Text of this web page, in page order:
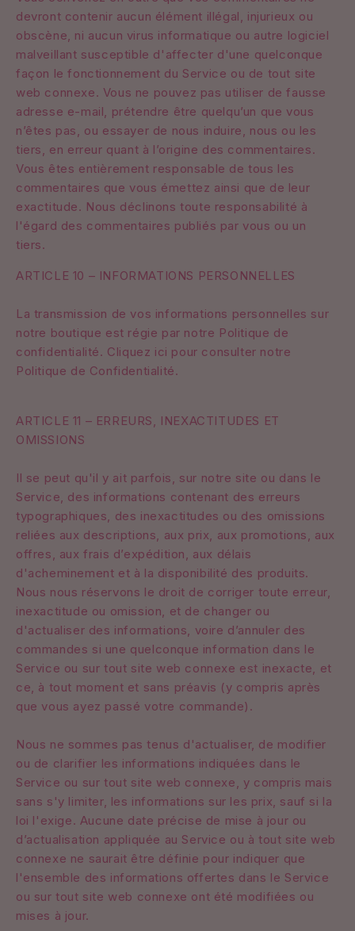
devront contenir aucun élément illégal, injurieux ou
obscène, ni aucun virus informatique ou autre logiciel
malveillant susceptible d'affecter d'une quelconque
façon le fonctionnement du Service ou de tout site
web connexe. Vous ne pouvez pas utiliser de fausse
adresse e-mail, prétendre être quelqu’un que vous
n’êtes pas, ou essayer de nous induire, nous ou les
tiers, en erreur quant à l’origine des commentaires.
Vous êtes entièrement responsable de tous les
commentaires que vous émettez ainsi que de leur
exactitude. Nous déclinons toute responsabilité à
l'égard des commentaires publiés par vous ou un
tiers.
ARTICLE 10 – INFORMATIONS PERSONNELLES
La transmission de vos informations personnelles sur
notre boutique est régie par notre Politique de
confidentialité. Cliquez ici pour consulter notre
Politique de Confidentialité.
ARTICLE 11 – ERREURS, INEXACTITUDES ET
OMISSIONS
Il se peut qu'il y ait parfois, sur notre site ou dans le
Service, des informations contenant des erreurs
typographiques, des inexactitudes ou des omissions
reliées aux descriptions, aux prix, aux promotions, aux
offres, aux frais d’expédition, aux délais
d'acheminement et à la disponibilité des produits.
Nous nous réservons le droit de corriger toute erreur,
inexactitude ou omission, et de changer ou
d'actualiser des informations, voire d’annuler des
commandes si une quelconque information dans le
Service ou sur tout site web connexe est inexacte, et
ce, à tout moment et sans préavis (y compris après
que vous ayez passé votre commande).
Nous ne sommes pas tenus d'actualiser, de modifier
ou de clarifier les informations indiquées dans le
Service ou sur tout site web connexe, y compris mais
sans s'y limiter, les informations sur les prix, sauf si la
loi l'exige. Aucune date précise de mise à jour ou
d’actualisation appliquée au Service ou à tout site web
connexe ne saurait être définie pour indiquer que
l'ensemble des informations offertes dans le Service
ou sur tout site web connexe ont été modifiées ou
mises à jour.